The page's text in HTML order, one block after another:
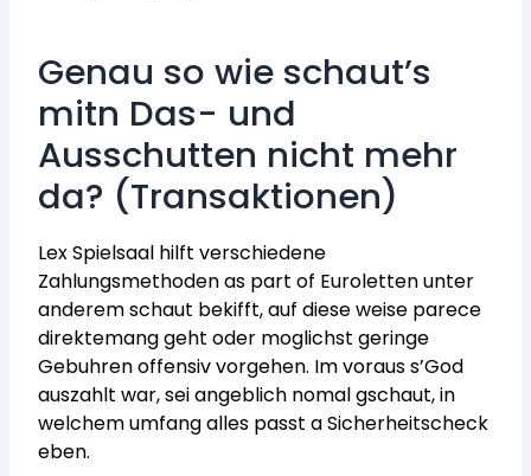
Genau so wie schaut’s
mitn Das- und
Ausschutten nicht mehr
da? (Transaktionen)
Lex Spielsaal hilft verschiedene
Zahlungsmethoden as part of Euroletten unter
anderem schaut bekifft, auf diese weise parece
direktemang geht oder moglichst geringe
Gebuhren offensiv vorgehen. Im voraus s’God
auszahlt war, sei angeblich nomal gschaut, in
welchem umfang alles passt a Sicherheitscheck
eben.